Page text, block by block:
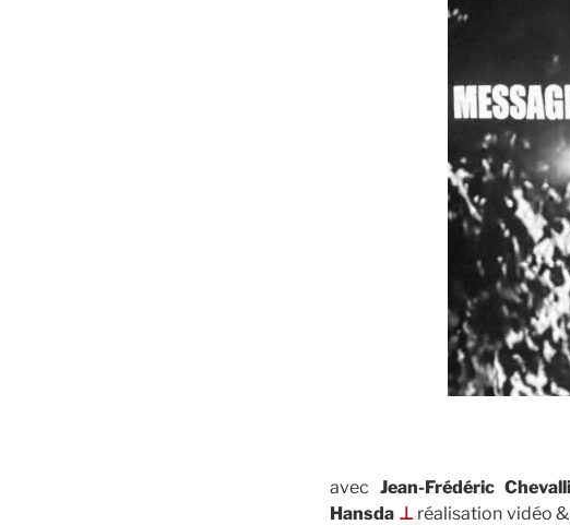
avec Jean-Frédéric
Hansda ⊥ réalisation vidéo